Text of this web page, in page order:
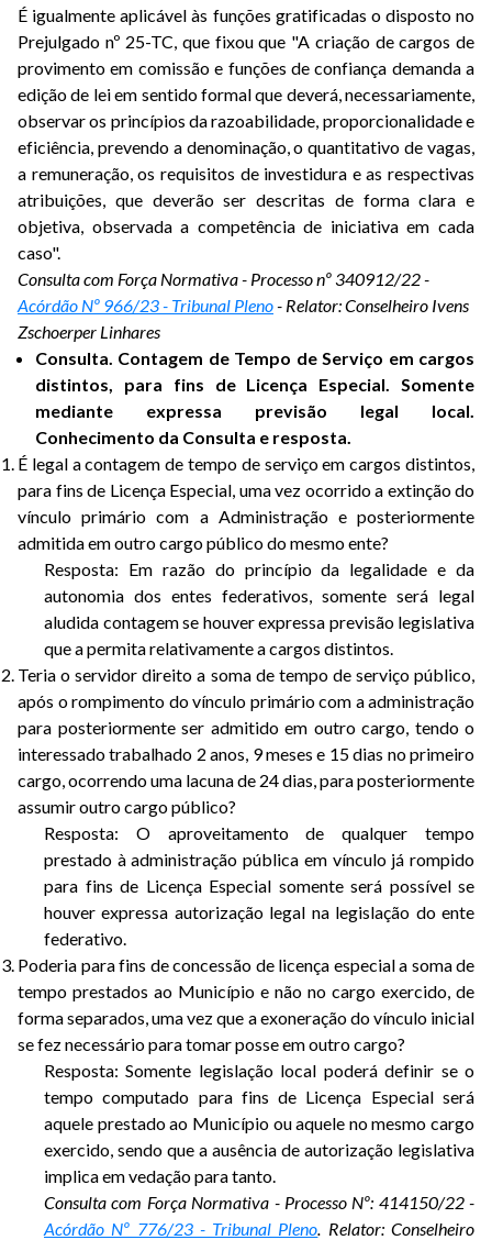
É igualmente aplicável às funções gratificadas o disposto no
Prejulgado nº 25-TC, que fixou que "A criação de cargos de
provimento em comissão e funções de confiança demanda a
edição de lei em sentido formal que deverá, necessariamente,
observar os princípios da razoabilidade, proporcionalidade e
eficiência, prevendo a denominação, o quantitativo de vagas,
a remuneração, os requisitos de investidura e as respectivas
atribuições, que deverão ser descritas de forma clara e
objetiva, observada a competência de iniciativa em cada
caso".
Consulta com Força Normativa - Processo nº 340912/22 -
Acórdão Nº 966/23 - Tribunal Pleno- Relator: Conselheiro Ivens
Zschoerper Linhares
Consulta. Contagem de Tempo de Serviço em cargos
distintos, para fins de Licença Especial. Somente
mediante expressa previsão legal local.
Conhecimento da Consulta e resposta.
É legal a contagem de tempo de serviço em cargos distintos,
para fins de Licença Especial, uma vez ocorrido a extinção do
vínculo primário com a Administração e posteriormente
admitida em outro cargo público do mesmo ente?
Resposta: Em razão do princípio da legalidade e da
autonomia dos entes federativos, somente será legal
aludida contagem se houver expressa previsão legislativa
que a permita relativamente a cargos distintos.
Teria o servidor direito a soma de tempo de serviço público,
após o rompimento do vínculo primário com a administração
para posteriormente ser admitido em outro cargo, tendo o
interessado trabalhado 2 anos, 9 meses e 15 dias no primeiro
cargo, ocorrendo uma lacuna de 24 dias, para posteriormente
assumir outro cargo público?
Resposta: O aproveitamento de qualquer tempo
prestado à administração pública em vínculo já rompido
para fins de Licença Especial somente será possível se
houver expressa autorização legal na legislação do ente
federativo.
Poderia para fins de concessão de licença especial a soma de
tempo prestados ao Município e não no cargo exercido, de
forma separados, uma vez que a exoneração do vínculo inicial
se fez necessário para tomar posse em outro cargo?
Resposta: Somente legislação local poderá definir se o
tempo computado para fins de Licença Especial será
aquele prestado ao Município ou aquele no mesmo cargo
exercido, sendo que a ausência de autorização legislativa
implica em vedação para tanto.
Consulta com Força Normativa - Processo Nº: 414150/22 -
Acórdão Nº 776/23 - Tribunal Pleno. Relator: Conselheiro